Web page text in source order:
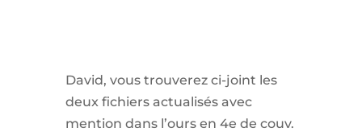
David, vous trouverez ci-joint les
deux fichiers actualisés avec
mention dans l’ours en 4e de couv.